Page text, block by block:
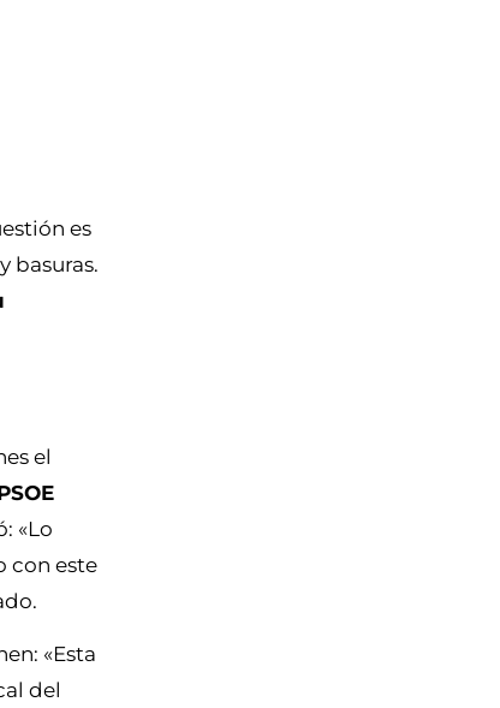
es
basuras.
el
«Lo
con este
«Esta
del